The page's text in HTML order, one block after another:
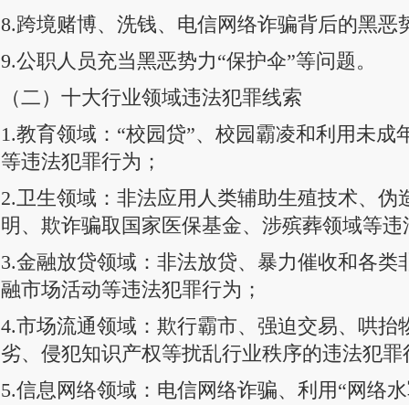
8.跨境赌博、洗钱、电信网络诈骗背后的黑恶
9.公职人员充当黑恶势力“保护伞”等问题。
（二）十大行业领域违法犯罪线索
1.教育领域：“校园贷”、校园霸凌和利用未成
等违法犯罪行为；
2.卫生领域：非法应用人类辅助生殖技术、伪
明、欺诈骗取国家医保基金、涉殡葬领域等
3.金融放贷领域：非法放贷、暴力催收和各类
融市场活动等违法犯罪行为；
4.市场流通领域：欺行霸市、强迫交易、哄抬
劣、侵犯知识产权等扰乱行业秩序的违法犯罪
5.信息网络领域：电信网络诈骗、利用“网络